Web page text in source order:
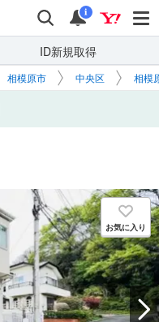
検索 通知
i
ID新規取得
相模原市 中央区 相模
お気に入り